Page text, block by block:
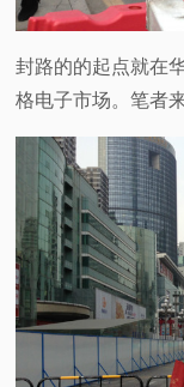
封路的的起点就在
格电子市场。笔者